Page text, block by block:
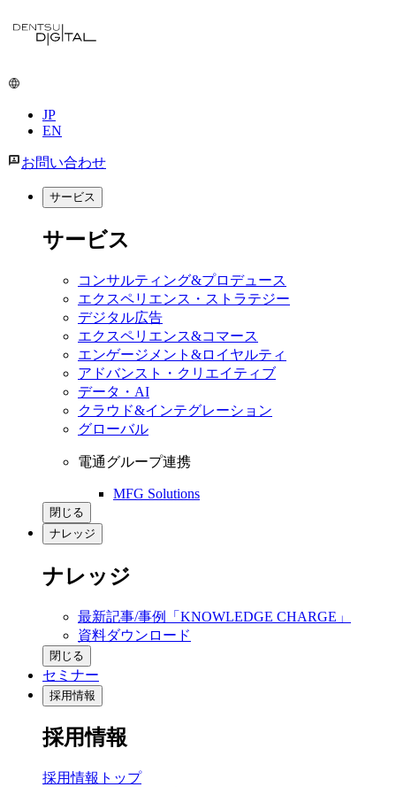
メ
コ
ツ
JP
EN
お問い合わせ
サービス
サービス
コンサルティング&プロデュース
エクスペリエンス・ストラテジー
デジタル広告
エクスペリエンス&コマース
エンゲージメント&ロイヤルティ
アドバンスト・クリエイティブ
データ・AI
クラウド&インテグレーション
グローバル
電通グループ連携
MFG Solutions
閉じる
ナレッジ
ナレッジ
最新記事/事例「KNOWLEDGE CHARGE」
資料ダウンロード
閉じる
セミナー
採用情報
採用情報
採用情報トップ